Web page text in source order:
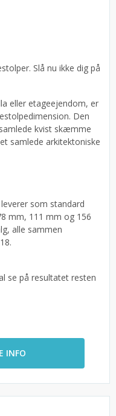
Slå nu ikke dig på
eller etageejendom, er
Den
kvist skæmme
samlede arkitektoniske
som standard
mm, 111 mm og 156
alle sammen
se på resultatet resten
INFO